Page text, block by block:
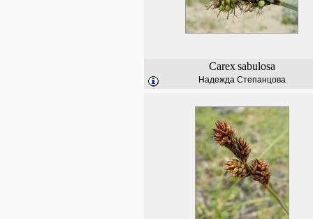
Carex sabulosa
Надежда Степанцова